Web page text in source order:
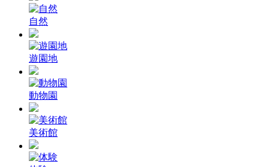
自然
遊園地
動物園
美術館